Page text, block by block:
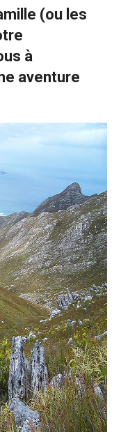
(ou les
à
aventure